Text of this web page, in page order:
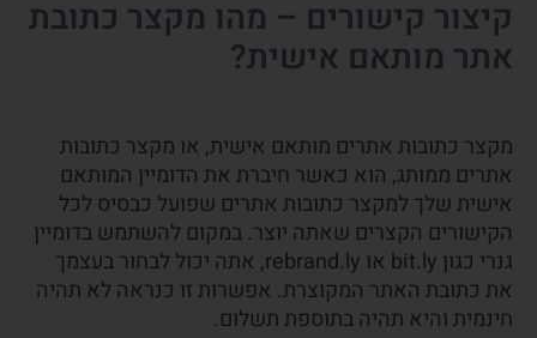
קיצור קישורים – מהו מקצר כתובת
אתר מותאם אישית?
מקצר כתובות אתרים מותאם אישית, או מקצר כתובות
אתרים ממותג, הוא כאשר חיברת את הדומיין המותאם
אישית שלך למקצר כתובות אתרים שפועל כבסיס לכל
הקישורים הקצרים שאתה יוצר. במקום להשתמש בדומיין
גנרי כגון bit.ly או rebrand.ly, אתה יכול לבחור בעצמך
את כתובת האתר המקוצרת. אפשרות זו כנראה לא תהיה
חינמית והיא תהיה בתוספת תשלום.